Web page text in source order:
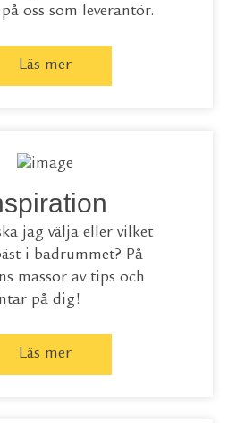
oss som leverantör.
Läs mer
jag välja eller vilket
i badrummet? På
massor av tips och
på dig!
Läs mer